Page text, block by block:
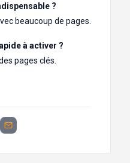
?
beaucoup de pages.
à activer ?
pages clés.